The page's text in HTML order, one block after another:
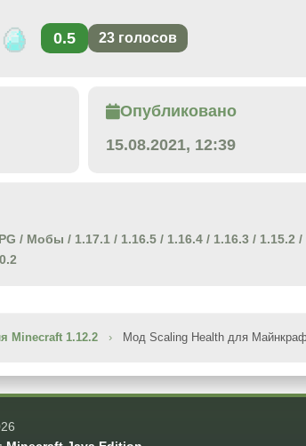
0.5 23 голосов
Опубликовано
15.08.2021, 12:39
/ Мобы / 1.17.1 / 1.16.5 / 1.16.4 / 1.16.3 / 1.15.2 /
Minecraft 1.12.2 › Мод Scaling Health для